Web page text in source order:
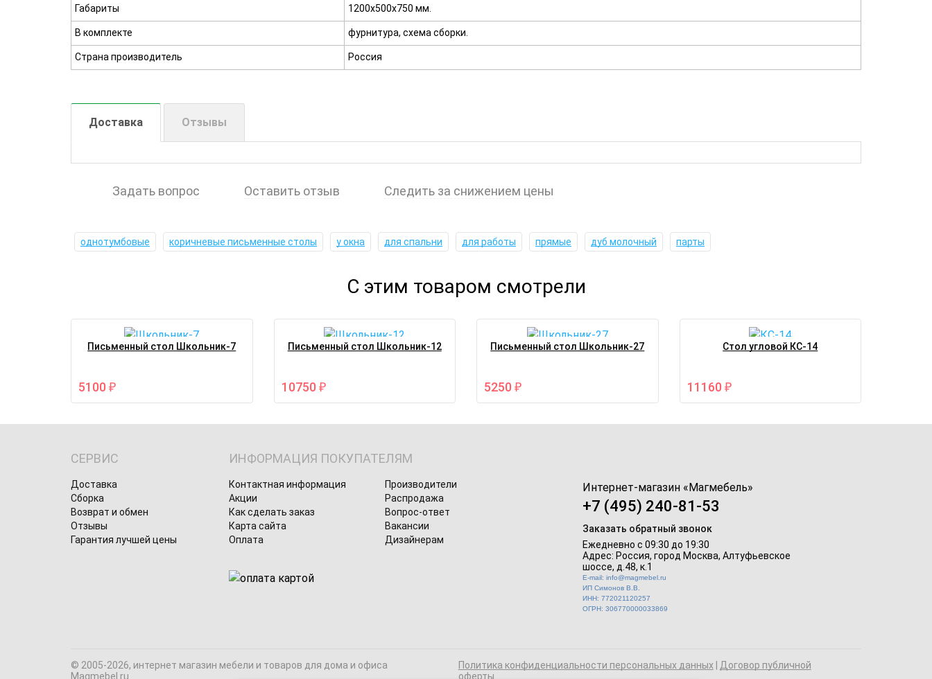
Габариты 1200х500х750 мм.
В комплекте фурнитура, схема сборки.
Страна производитель Россия
Доставка Отзывы
Задать вопрос Оставить отзыв Следить за снижением цены
однотумбовые коричневые письменные столы у окна для спальни для работы прямые дуб молочный парты
С этим товаром смотрели
Письменный стол Школьник-7
5100 ₽
Письменный стол Школьник-12
10750 ₽
Письменный стол Школьник-27
5250 ₽
Стол угловой КС-14
11160 ₽
СЕРВИС
Доставка
Сборка
Возврат и обмен
Отзывы
Гарантия лучшей цены
ИНФОРМАЦИЯ ПОКУПАТЕЛЯМ
Контактная информация
Производители
Акции
Распродажа
Как сделать заказ
Вопрос-ответ
Карта сайта
Вакансии
Оплата
Дизайнерам
Интернет-магазин «Магмебель»
+7 (495) 240-81-53
Заказать обратный звонок
Ежедневно с 09:30 до 19:30
Адрес: Россия, город Москва, Алтуфьевское
шоссе, д.48, к.1
E-mail: info@magmebel.ru
ИП Симонов В.В.
ИНН: 772021120257
ОГРН: 306770000033869
© 2005-2026, интернет магазин мебели и товаров для дома и офиса
Magmebel.ru
Политика конфиденциальности персональных данных
Договор публичной
оферты